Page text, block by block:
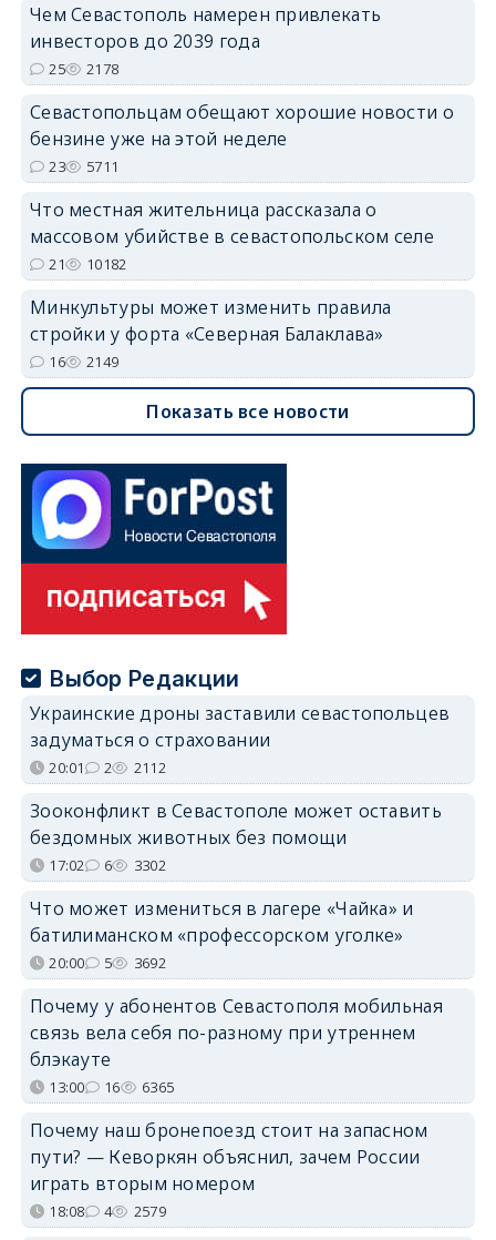
Чем Севастополь намерен привлекать
инвесторов до 2039 года
25 2178
Севастопольцам обещают хорошие новости о
бензине уже на этой неделе
23 5711
Что местная жительница рассказала о
массовом убийстве в севастопольском селе
21 10182
Минкультуры может изменить правила
стройки у форта «Северная Балаклава»
16 2149
Показать все новости
Выбор Редакции
Украинские дроны заставили севастопольцев
задуматься о страховании
20:01 2 2112
Зооконфликт в Севастополе может оставить
бездомных животных без помощи
17:02 6 3302
Что может измениться в лагере «Чайка» и
батилиманском «профессорском уголке»
20:00 5 3692
Почему у абонентов Севастополя мобильная
связь вела себя по-разному при утреннем
блэкауте
13:00 16 6365
Почему наш бронепоезд стоит на запасном
пути? — Кеворкян объяснил, зачем России
играть вторым номером
18:08 4 2579